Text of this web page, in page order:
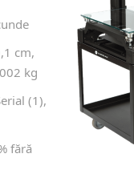
cm,
kg
(1),
fără